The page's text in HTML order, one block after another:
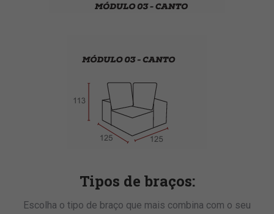
Tipos de braços:
Escolha o tipo de braço que mais combina com o seu